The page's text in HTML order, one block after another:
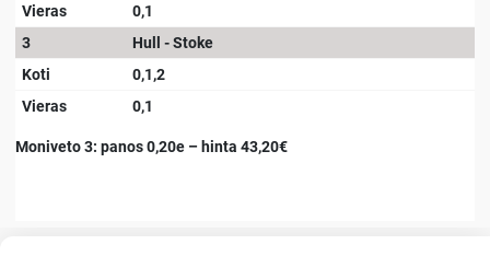
Vieras
0,1
3
Hull - Stoke
Koti
0,1,2
Vieras
0,1
Moniveto 3: panos 0,20e – hinta 43,20€